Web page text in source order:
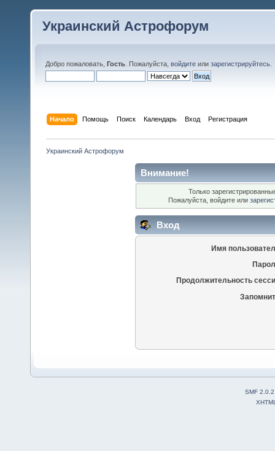
Украинский Астрофорум
Добро пожаловать, Гость . Пожалуйста, войдите или зарегистрируйтесь
Начало Помощь Поиск Календарь Вход Регистрация
Украинский Астрофорум
Внимание!
Только
Пожалуйста, войдите или
Вход
Имя
Продолжительность
SMF 2.0.2